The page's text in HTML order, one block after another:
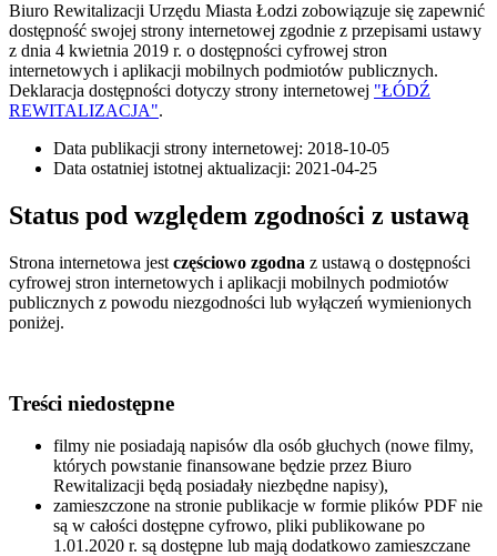
Biuro Rewitalizacji Urzędu Miasta Łodzi zobowiązuje się zapewnić
dostępność swojej strony internetowej zgodnie z przepisami ustawy
z dnia 4 kwietnia 2019 r. o dostępności cyfrowej stron
internetowych i aplikacji mobilnych podmiotów publicznych.
Deklaracja dostępności dotyczy strony internetowej "ŁÓDŹ
REWITALIZACJA".
Data publikacji strony internetowej: 2018-10-05
Data ostatniej istotnej aktualizacji: 2021-04-25
Status pod względem zgodności z ustawą
Strona internetowa jest częściowo zgodna z ustawą o dostępności
cyfrowej stron internetowych i aplikacji mobilnych podmiotów
publicznych z powodu niezgodności lub wyłączeń wymienionych
poniżej.
Treści niedostępne
filmy nie posiadają napisów dla osób głuchych (nowe filmy,
których powstanie finansowane będzie przez Biuro
Rewitalizacji będą posiadały niezbędne napisy),
zamieszczone na stronie publikacje w formie plików PDF nie
są w całości dostępne cyfrowo, pliki publikowane po
1.01.2020 r. są dostępne lub mają dodatkowo zamieszczane